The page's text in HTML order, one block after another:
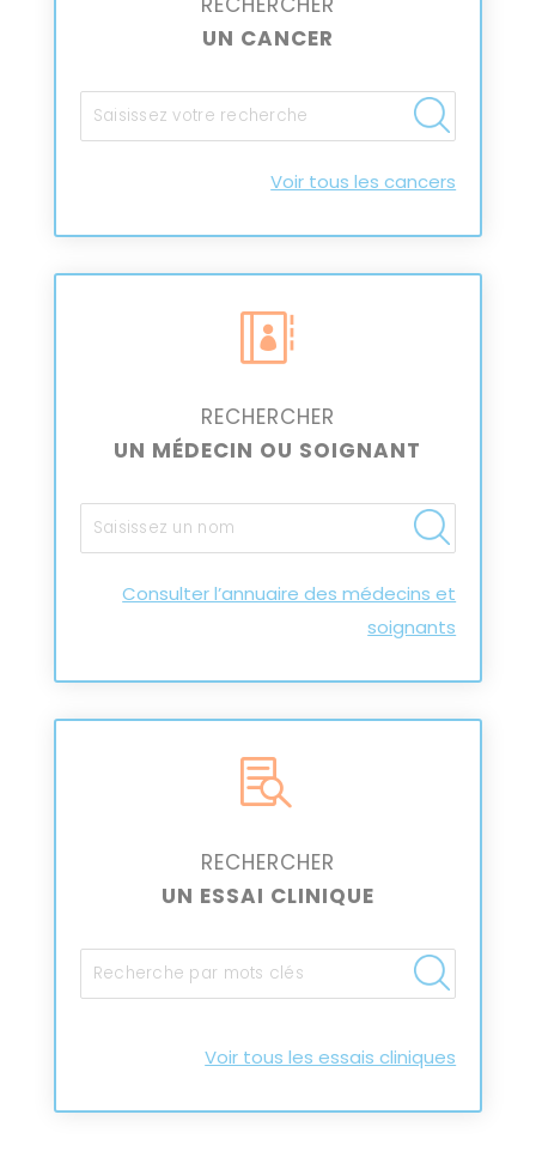
UN CANCER
Voir tous les cancers

RECHERCHER
UN MÉDECIN OU SOIGNANT
Consulter l’annuaire des médecins et
soignants

RECHERCHER
UN ESSAI CLINIQUE
Voir tous les essais cliniques